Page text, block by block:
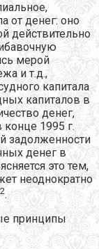
от денег: оно
действительно
мерой
и т.д.,
капитала
капиталов в
денег,
1995 г.
задолженности
денег в
это тем,
неоднократно
2.
принципы